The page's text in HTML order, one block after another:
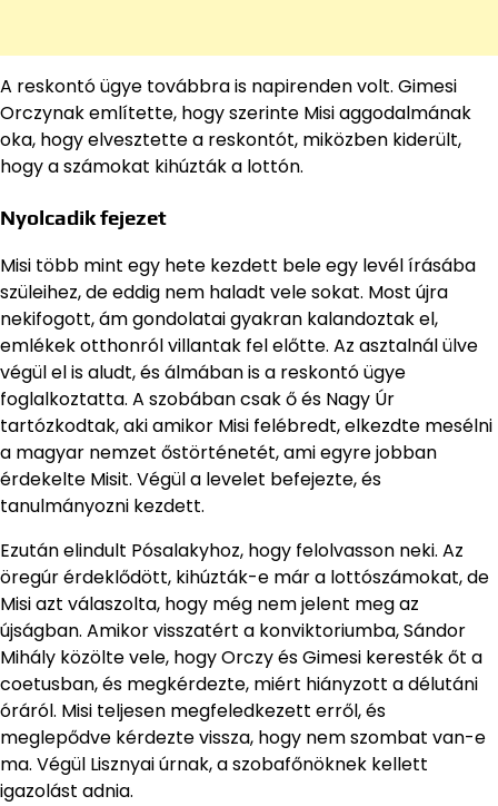
A reskontó ügye továbbra is napirenden volt. Gimesi
Orczynak említette, hogy szerinte Misi aggodalmának
oka, hogy elvesztette a reskontót, miközben kiderült,
hogy a számokat kihúzták a lottón.
Nyolcadik fejezet
Misi több mint egy hete kezdett bele egy levél írásába
szüleihez, de eddig nem haladt vele sokat. Most újra
nekifogott, ám gondolatai gyakran kalandoztak el,
emlékek otthonról villantak fel előtte. Az asztalnál ülve
végül el is aludt, és álmában is a reskontó ügye
foglalkoztatta. A szobában csak ő és Nagy Úr
tartózkodtak, aki amikor Misi felébredt, elkezdte mesélni
a magyar nemzet őstörténetét, ami egyre jobban
érdekelte Misit. Végül a levelet befejezte, és
tanulmányozni kezdett.
Ezután elindult Pósalakyhoz, hogy felolvasson neki. Az
öregúr érdeklődött, kihúzták-e már a lottószámokat, de
Misi azt válaszolta, hogy még nem jelent meg az
újságban. Amikor visszatért a konviktoriumba, Sándor
Mihály közölte vele, hogy Orczy és Gimesi keresték őt a
coetusban, és megkérdezte, miért hiányzott a délutáni
óráról. Misi teljesen megfeledkezett erről, és
meglepődve kérdezte vissza, hogy nem szombat van-e
ma. Végül Lisznyai úrnak, a szobafőnöknek kellett
igazolást adnia.